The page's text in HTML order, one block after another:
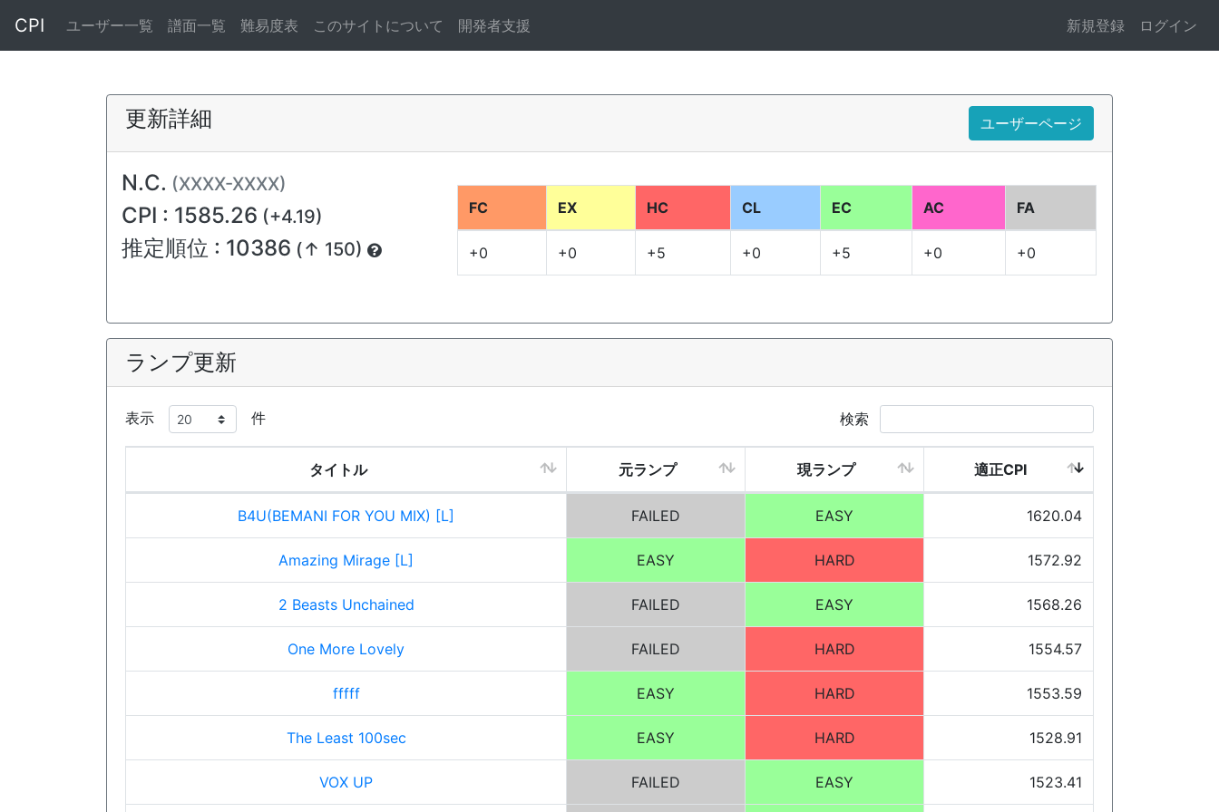
CPI ユーザー一覧 譜面一覧 難易度表 このサイトについて 開発者支援 新規登録 ログイン
更新詳細 ユーザーページ
N.C. (XXXX-XXXX)
CPI : 1585.26 (+4.19)
推定順位 : 10386 (↑ 150)
FC EX HC CL EC AC FA
+0 +0 +5 +0 +5 +0 +0
ランプ更新
表示 件 検索
タイトル 元ランプ 現ランプ 適正CPI
B4U(BEMANI FOR YOU MIX) [L] FAILED EASY 1620.04
Amazing Mirage [L] EASY HARD 1572.92
2 Beasts Unchained FAILED EASY 1568.26
One More Lovely FAILED HARD 1554.57
fffff EASY HARD 1553.59
The Least 100sec EASY HARD 1528.91
VOX UP FAILED EASY 1523.41